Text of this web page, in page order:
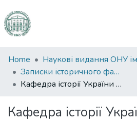
Communities
&
Collections
Home
Записки історичного факультету
Кафедра історії України Одеського університету: чому і як її було відновлено у середині 50-х pp. XX ст.
Кафедра історії